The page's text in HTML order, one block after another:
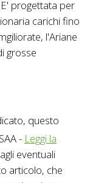
progettata per
carichi fino
l'Ariane
grosse
questo
- Leggi la
eventuali
articolo, che